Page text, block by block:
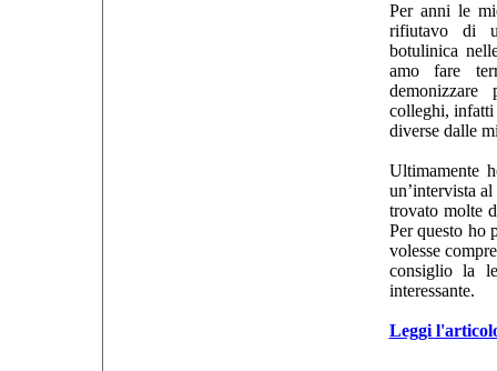
Per anni le
rifiutavo di
botulinica
amo fare
colleghi, infatti
diverse dalle
Ultimamente
un’intervista
trovato molte
Per questo ho
volesse
consiglio la
interessante.
Leggi